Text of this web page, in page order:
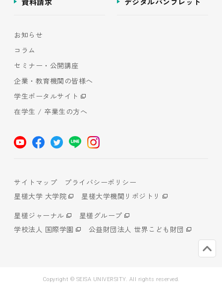
お知らせ
コラム
セミナー・公開講座
企業・教育機関の皆様へ
学生ポータルサイト
在学生 / 卒業生の方へ
サイトマップ
プライバシーポリシー
星槎大学 大学院
星槎大学機関リポジトリ
星槎ジャーナル
星槎グループ
学校法人 国際学園
公益財団法人 世界こども財団
Copyright © SEISA UNIVERSITY. All rights reserved.